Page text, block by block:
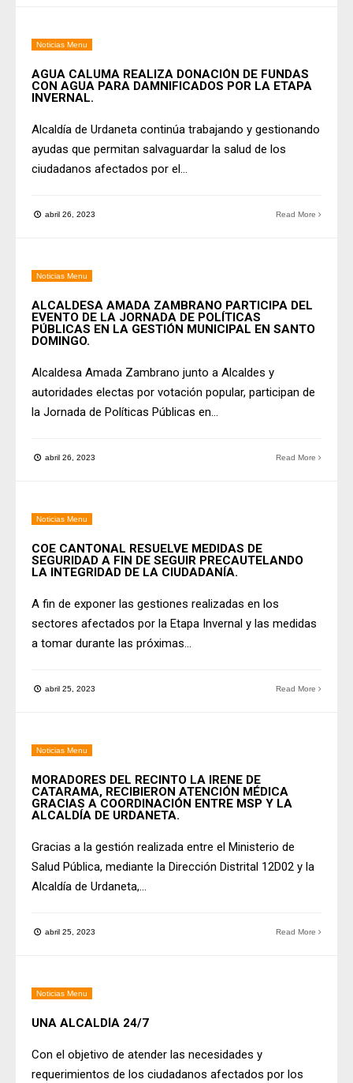
Noticias Menu
AGUA CALUMA REALIZA DONACIÓN DE FUNDAS
CON AGUA PARA DAMNIFICADOS POR LA ETAPA
INVERNAL.
Alcaldía de Urdaneta continúa trabajando y gestionando
ayudas que permitan salvaguardar la salud de los
ciudadanos afectados por el ...
abril 26, 2023 Read More
Noticias Menu
ALCALDESA AMADA ZAMBRANO PARTICIPA DEL
EVENTO DE LA JORNADA DE POLÍTICAS
PÚBLICAS EN LA GESTIÓN MUNICIPAL EN SANTO
DOMINGO.
Alcaldesa Amada Zambrano junto a Alcaldes y
autoridades electas por votación popular, participan de
la Jornada de Políticas Públicas en...
abril 26, 2023 Read More
Noticias Menu
COE CANTONAL RESUELVE MEDIDAS DE
SEGURIDAD A FIN DE SEGUIR PRECAUTELANDO
LA INTEGRIDAD DE LA CIUDADANÍA.
A fin de exponer las gestiones realizadas en los
sectores afectados por la Etapa Invernal y las medidas
a tomar durante las próximas...
abril 25, 2023 Read More
Noticias Menu
MORADORES DEL RECINTO LA IRENE DE
CATARAMA, RECIBIERON ATENCIÓN MÉDICA
GRACIAS A COORDINACIÓN ENTRE MSP Y LA
ALCALDÍA DE URDANETA.
Gracias a la gestión realizada entre el Ministerio de
Salud Pública, mediante la Dirección Distrital 12D02 y la
Alcaldía de Urdaneta,...
abril 25, 2023 Read More
Noticias Menu
UNA ALCALDÍA 24/7
Con el objetivo de atender las necesidades y
requerimientos de los ciudadanos afectados por los